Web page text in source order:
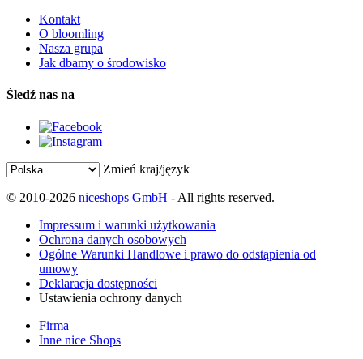
Kontakt
O bloomling
Nasza grupa
Jak dbamy o środowisko
Śledź nas na
Zmień kraj/język
© 2010-2026 niceshops GmbH - All rights reserved.
Impressum i warunki użytkowania
Ochrona danych osobowych
Ogólne Warunki Handlowe i prawo do odstąpienia od
umowy
Deklaracja dostępności
Ustawienia ochrony danych
Firma
Inne nice Shops